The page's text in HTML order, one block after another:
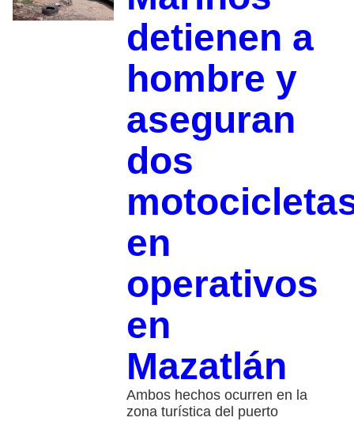
detienen a
hombre y
aseguran
dos
en
operativos
en
Mazatlán
Ambos hechos ocurren en la
zona turística del puerto